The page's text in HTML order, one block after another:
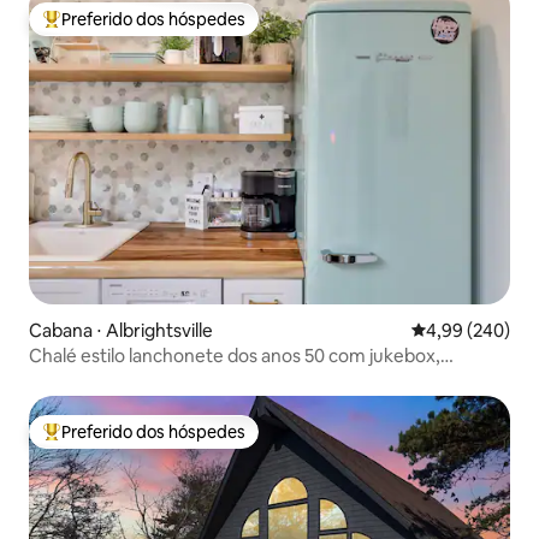
Entre os melhores preferidos dos hóspedes
Preferido dos hóspedes
Cabana ⋅ Albrightsville 4,99 de uma
4,99 (240)
Chalé estilo lanchonete dos anos 50 com jukebox,
Entre os melhores preferidos dos hóspedes
Preferido dos hóspedes